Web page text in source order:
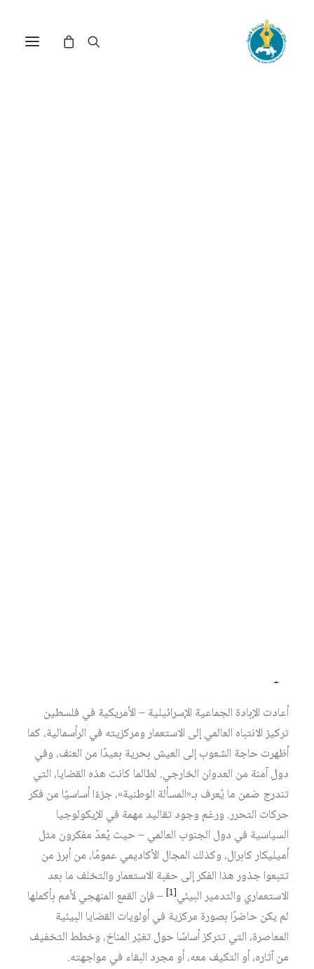
فيمراجعة اصدارات
أعادت الإبادة الجماعية الإسرائيلية – الأمريكية في فلسطين
تركيز الانتباه العالمي إلى الاستعمار ومركزيته في الرأسمالية، كما
أظهرت حاجة الشعوب إلى العيش بحرية بعيدًا من العنف، وفي
دول آمنة من العدوان الخارجي. لطالما كانت هذه القضايا، التي
تندرج ضمن ما يُعرف بـ«المسألة الوطنية»، جزءًا أساسيًا من فكر
حركات التحرر. ورغم وجود تقاليد مهمة في الإيكولوجيا
السياسية في دول الجنوب العالمي – حيث يُعدّ مفكرون مثل
أميليكار كابرال، وكذلك المجال الأكاديمي عمومًا، من أبرز من
تتبعوا جذور هذا الفكر إلى حقبة الاستعمار والتخلف ما بعد
الاستعماري والتدمير البيئي[1]
– فإن القمع المنهجي لأمم بأكملها
لم يكن حاضرًا بصورة مركزية في أولويات القضايا البيئية
المعاصرة، التي تتركز أساسًا حول تغيّر المناخ، وخطط التخفيف
من آثاره، أو التكيف معه، أو مجرد البقاء في مواجهته.